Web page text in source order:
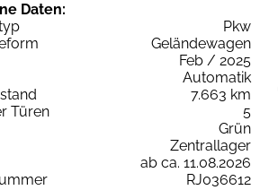
Daten:
Pkw
Geländewagen
Feb / 2025
Automatik
7.663 km
Türen
5
Grün
Zentrallager
ab ca. 11.08.2026
RJ036612